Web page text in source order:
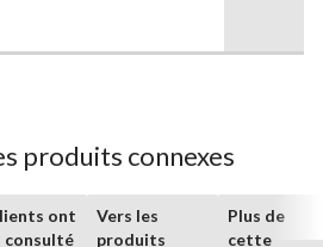
produits connexes
ont
consulté
Vers les
produits
Plus de
cette